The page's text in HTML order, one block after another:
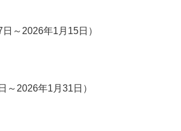
～2026年1月15日）
～2026年1月31日）